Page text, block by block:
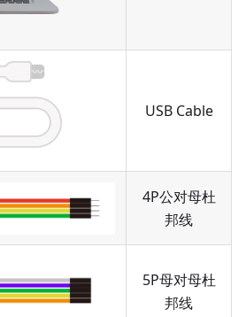
USB Cable
4P公对母杜
邦线
5P母对母杜
邦线